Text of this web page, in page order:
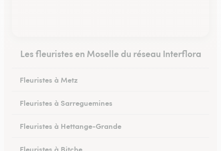
Les fleuristes en Moselle du réseau Interflora
Fleuristes à Metz
Fleuristes à Sarreguemines
Fleuristes à Hettange-Grande
Fleuristes à Bitche